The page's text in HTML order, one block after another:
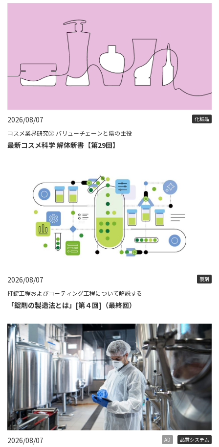
2026/08/07 化粧品
コスメ業界研究② バリューチェーンと陰の主役
最新コスメ科学 解体新書【第29回】
2026/08/07 製剤
打錠工程およびコーティング工程について解説する
「錠剤の製造法とは」[第４回]（最終回）
2026/08/07 AD 品質システム